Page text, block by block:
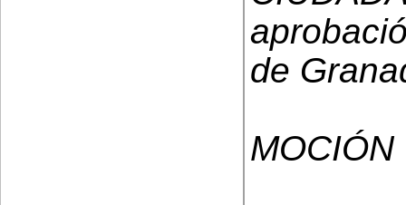
de
MOCIÓN